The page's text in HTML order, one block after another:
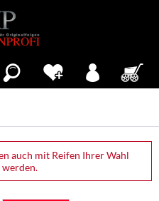
auch mit Reifen Ihrer Wahl